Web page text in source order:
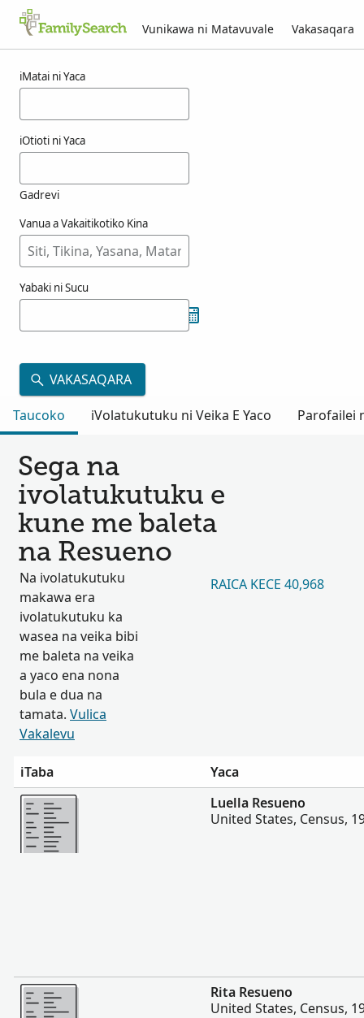
Vunikawa ni Matavuvale Vakasaqara
iMatai ni Yaca
iOtioti ni Yaca
Gadrevi
Vanua a Vakaitikotiko Kina
Yabaki ni Sucu
VAKASAQARA
Taucoko
iVolatukutuku ni Veika E Yaco Parofailei
Sega na
ivolatukutuku e
kune me baleta
na Resueno
Na ivolatukutuku
makawa era
ivolatukutuku ka
wasea na veika bibi
me baleta na veika
a yaco ena nona
bula e dua na
tamata. Vulica
Vakalevu
RAICA KECE 40,968
iTaba
Yaca
Vakalevu cake
Luella Resueno
United States, Census,
Vakalevu cake
Rita Resueno
United States, Census,